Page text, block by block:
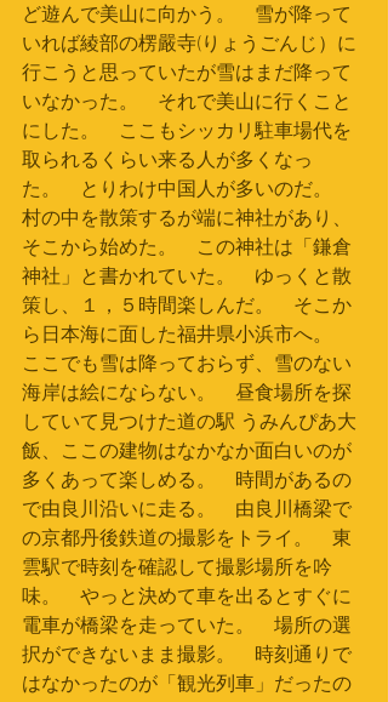
ど遊んで美山に向かう。　雪が降って
いれば綾部の楞嚴寺(りょうごんじ）に
行こうと思っていたが雪はまだ降って
いなかった。　それで美山に行くこと
にした。　ここもシッカリ駐車場代を
取られるくらい来る人が多くなっ
た。　とりわけ中国人が多いのだ。
村の中を散策するが端に神社があり、
そこから始めた。　この神社は「鎌倉
神社」と書かれていた。　ゆっくと散
策し、１，５時間楽しんだ。　そこか
ら日本海に面した福井県小浜市へ。
ここでも雪は降っておらず、雪のない
海岸は絵にならない。　昼食場所を探
していて見つけた道の駅 うみんぴあ大
飯、ここの建物はなかなか面白いのが
多くあって楽しめる。　時間があるの
で由良川沿いに走る。　由良川橋梁で
の京都丹後鉄道の撮影をトライ。　東
雲駅で時刻を確認して撮影場所を吟
味。　やっと決めて車を出るとすぐに
電車が橋梁を走っていた。　場所の選
択ができないまま撮影。　時刻通りで
はなかったのが「観光列車」だったの